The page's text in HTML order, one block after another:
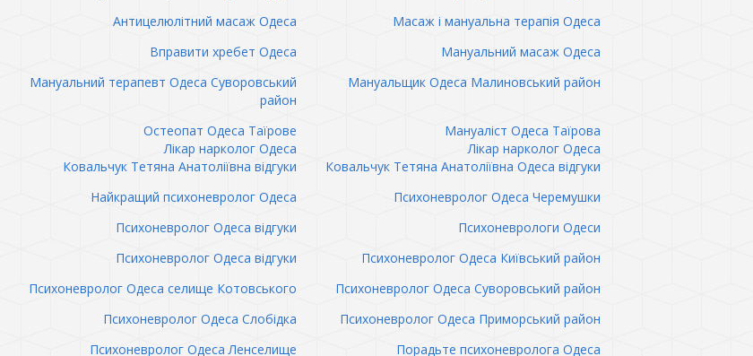
Антицелюлітний масаж Одеса
Масаж і мануальна терапія Одеса
Вправити хребет Одеса
Мануальний масаж Одеса
Мануальний терапевт Одеса Суворовський
район
Мануальщик Одеса Малиновський район
Остеопат Одеса Таїрове
Мануаліст Одеса Таїрова
Лікар нарколог Одеса
Лікар нарколог Одеса
Ковальчук Тетяна Анатоліївна відгуки
Ковальчук Тетяна Анатоліївна Одеса відгуки
Найкращий психоневролог Одеса
Психоневролог Одеса Черемушки
Психоневролог Одеса відгуки
Психоневрологи Одеси
Психоневролог Одеса відгуки
Психоневролог Одеса Київський район
Психоневролог Одеса селище Котовського
Психоневролог Одеса Суворовський район
Психоневролог Одеса Слобідка
Психоневролог Одеса Приморський район
Психоневролог Одеса Ленселище
Порадьте психоневролога Одеса